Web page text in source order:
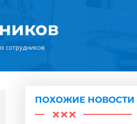
сотрудников
ПОХОЖИЕ НОВОСТИ